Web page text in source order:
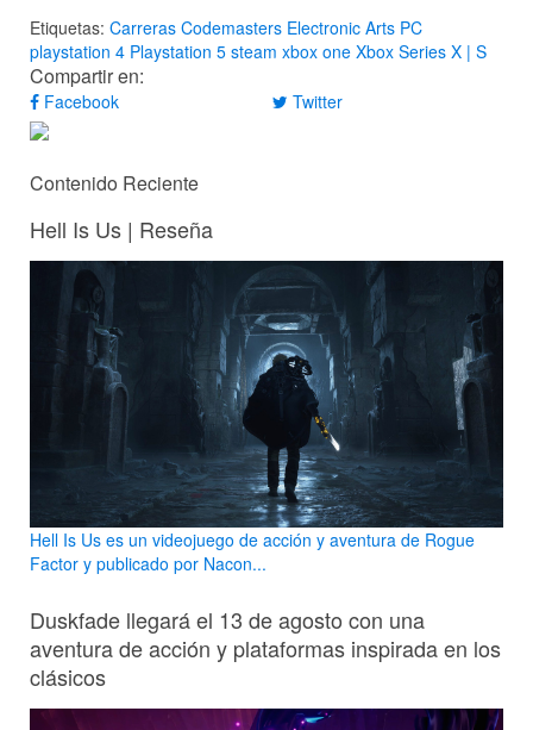
Etiquetas: Carreras Codemasters Electronic Arts PC
playstation 4 Playstation 5 steam xbox one Xbox Series X | S
Compartir en:
Facebook Twitter
Contenido Reciente
Hell Is Us | Reseña
Hell Is Us es un videojuego de acción y aventura de Rogue
Factor y publicado por Nacon...
Duskfade llegará el 13 de agosto con una
aventura de acción y plataformas inspirada en los
clásicos